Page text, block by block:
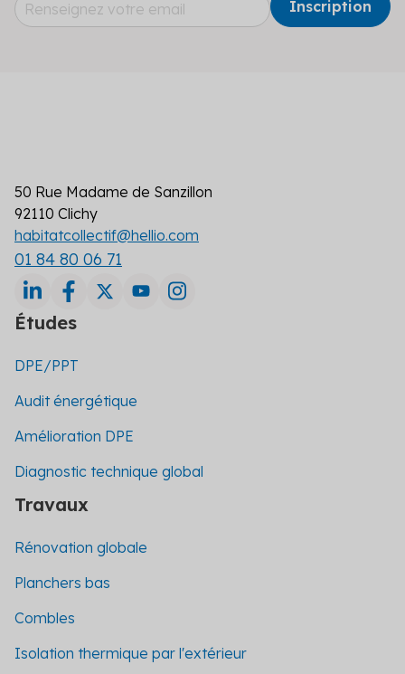
50 Rue Madame de Sanzillon
92110 Clichy
habitatcollectif@hellio.com
01 84 80 06 71
Études
DPE/PPT
Audit énergétique
Amélioration DPE
Diagnostic technique global
Travaux
Rénovation globale
Planchers bas
Combles
Isolation thermique par l'extérieur